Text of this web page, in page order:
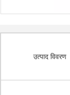
उत्पाद विवरण